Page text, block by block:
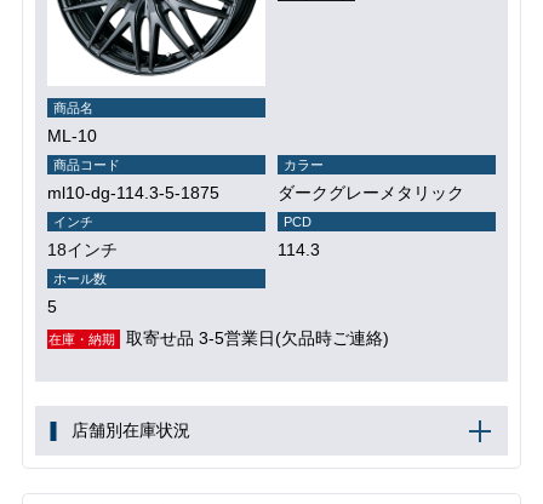
商品名
ML-10
商品コード
ml10-dg-114.3-5-1875
カラー
ダークグレーメタリック
インチ
18インチ
PCD
114.3
ホール数
5
在庫・納期 取寄せ品 3-5営業日(欠品時ご連絡)
店舗別在庫状況